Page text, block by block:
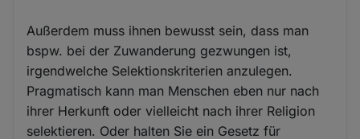
Außerdem muss ihnen bewusst sein, dass man
bspw. bei der Zuwanderung gezwungen ist,
irgendwelche Selektionskriterien anzulegen.
Pragmatisch kann man Menschen eben nur nach
ihrer Herkunft oder vielleicht nach ihrer Religion
selektieren. Oder halten Sie ein Gesetz für